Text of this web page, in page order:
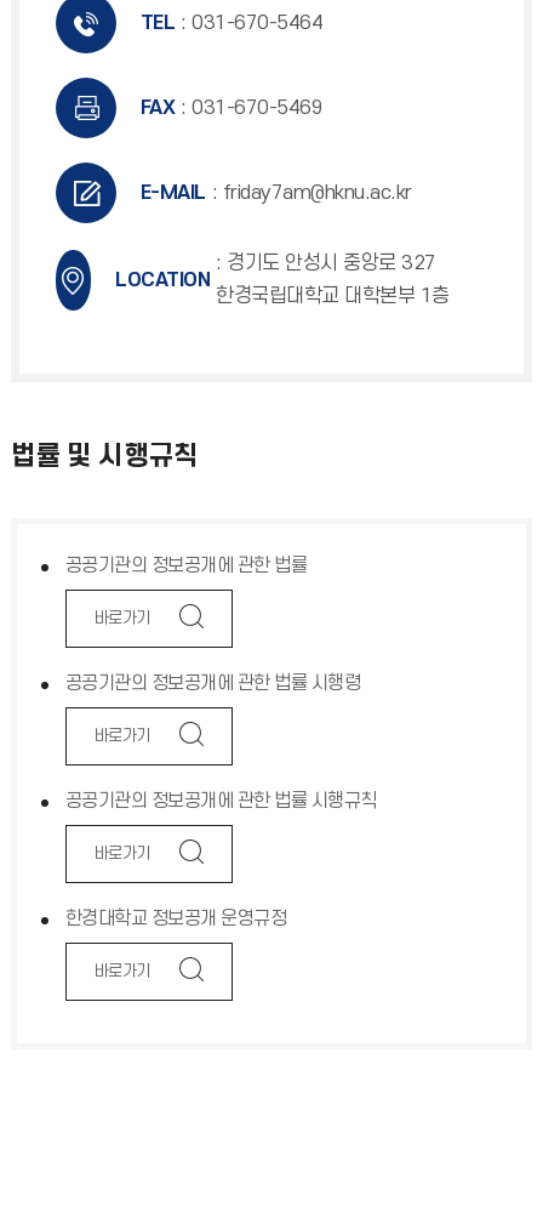
TEL : 031-670-5464
FAX : 031-670-5469
E-MAIL : friday7am@hknu.ac.kr
LOCATION
: 경기도 안성시 중앙로 327
한경국립대학교 대학본부 1층
법률 및 시행규칙
공공기관의 정보공개에 관한 법률
바로가기
공공기관의 정보공개에 관한 법률 시행령
바로가기
공공기관의 정보공개에 관한 법률 시행규칙
바로가기
한경대학교 정보공개 운영규정
바로가기